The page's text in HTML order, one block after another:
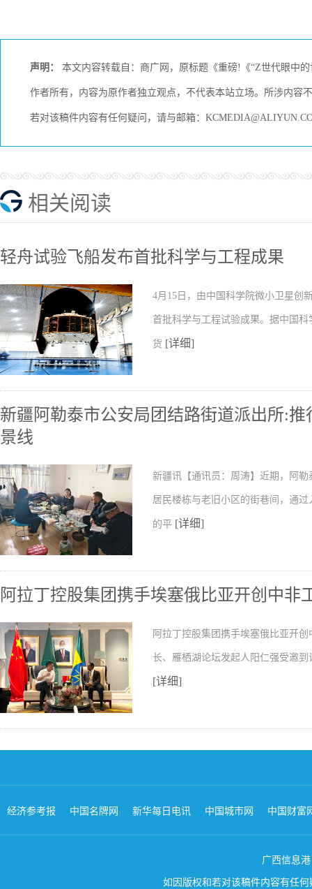
声明： 本文内容转载自：商广网，原标题《重磅!《“Z世代眼中
作者所有，内容为原作者独立观点，不代表本站立场。所涉内容
若对该稿件内容有任何疑问，请与邮箱：
相关阅读
轻舟试验飞船发布首批科学与工程成果
4月15日，由中国科学院微小卫星创
首批科学与工程试验成果。据中国
货 [详细]
新疆阿勒泰市公安局团结路街道派出所:推
景线
新疆讯【通讯员：周涛】近期，阿
居民楼栋与老旧小区的街巷间，通
的平 [详细]
阿拉丁控股集团携手埃塞俄比亚开创中非
阿拉丁控股集团携手埃塞俄比亚开
长、雁栖湖论坛发起人阳仁强受邀
[详细]
经济参考报 中国名牌网 新华每日电讯 中国城市网 中国财富
广西信息
如因版权和若对该稿件内容有任